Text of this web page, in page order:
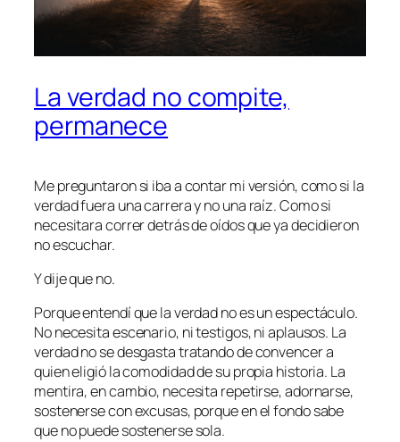
La verdad no compite,
permanece
Me preguntaron si iba a contar mi versión, como si la
verdad fuera una carrera y no una raíz. Como si
necesitara correr detrás de oídos que ya decidieron
no escuchar.
Y dije que no.
Porque entendí que la verdad no es un espectáculo.
No necesita escenario, ni testigos, ni aplausos. La
verdad no se desgasta tratando de convencer a
quien eligió la comodidad de su propia historia. La
mentira, en cambio, necesita repetirse, adornarse,
sostenerse con excusas, porque en el fondo sabe
que no puede sostenerse sola.